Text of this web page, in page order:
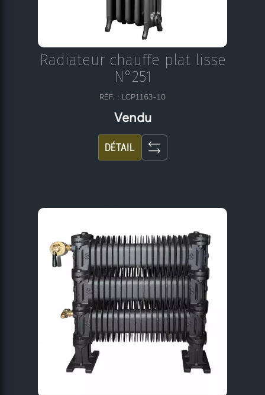
Radiateur chauffe plat lisse
N°251
RÉF. : LCP1163-10
Vendu
DÉTAIL